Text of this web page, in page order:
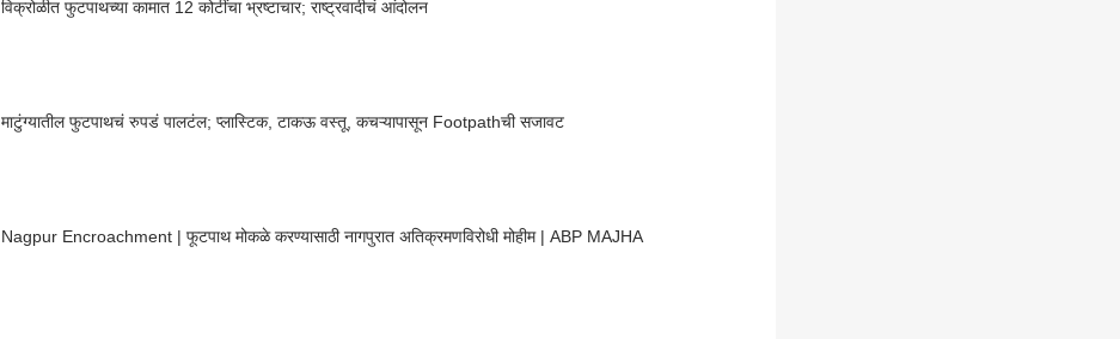
विक्रोळीत फुटपाथच्या कामात 12 कोटींचा भ्रष्टाचार; राष्ट्रवादीचं आंदोलन
माटुंग्यातील फुटपाथचं रुपडं पालटंल; प्लास्टिक, टाकऊ वस्तू, कचऱ्यापासून Footpathची सजावट
Nagpur Encroachment | फूटपाथ मोकळे करण्यासाठी नागपुरात अतिक्रमणविरोधी मोहीम | ABP MAJHA